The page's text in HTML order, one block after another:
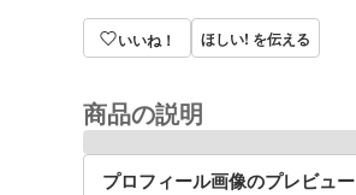
いいね！ ほしい! を伝える
商品の説明
プロフィール画像のプレビュー